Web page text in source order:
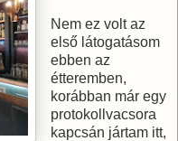
Nem ez volt az
első látogatásom
ebben az
étteremben,
korábban már egy
protokollvacsora
kapcsán jártam itt,